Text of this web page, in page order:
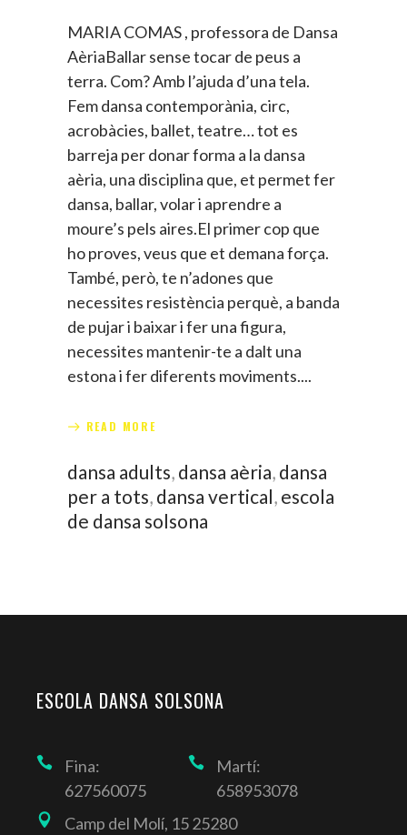
MARIA COMAS , professora de Dansa
AèriaBallar sense tocar de peus a
terra. Com? Amb l’ajuda d’una tela.
Fem dansa contemporània, circ,
acrobàcies, ballet, teatre… tot es
barreja per donar forma a la dansa
aèria, una disciplina que, et permet fer
dansa, ballar, volar i aprendre a
moure’s pels aires.El primer cop que
ho proves, veus que et demana força.
També, però, te n’adones que
necessites resistència perquè, a banda
de pujar i baixar i fer una figura,
necessites mantenir-te a dalt una
estona i fer diferents moviments.
READ MORE
dansa adults, dansa aèria, dansa
per a tots, dansa vertical, escola
de dansa solsona
ESCOLA DANSA SOLSONA
Fina:
627560075
Martí:
658953078
Camp del Molí, 15 25280